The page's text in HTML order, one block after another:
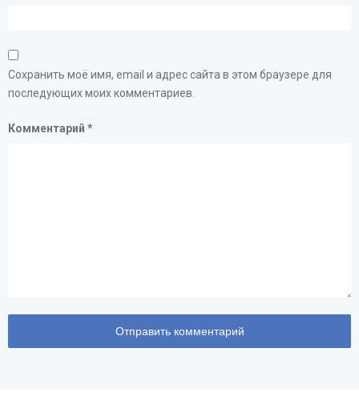
Сохранить моё имя, email и адрес сайта в этом браузере для
последующих моих комментариев.
Комментарий *